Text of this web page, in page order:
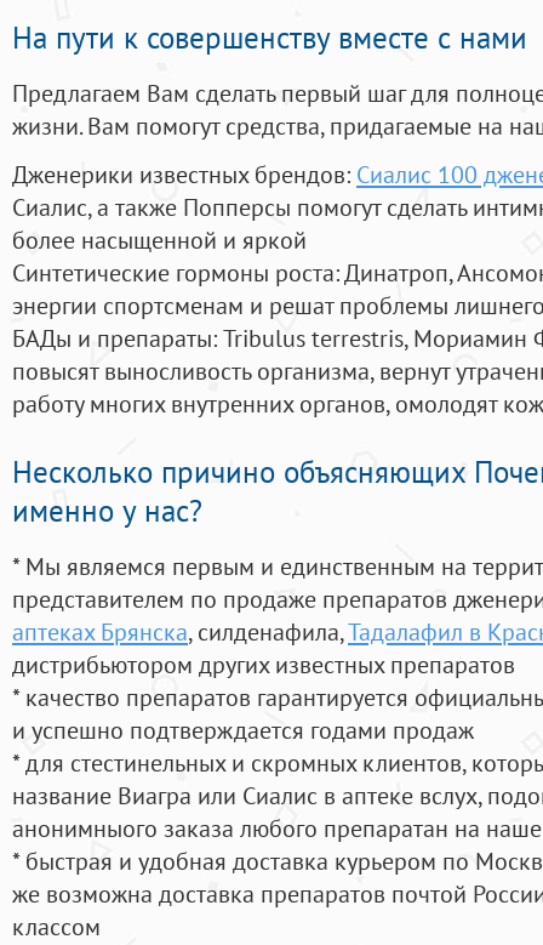
На пути к совершенству вместе с нами
Предлагаем Вам сделать первый шаг для
жизни. Вам помогут средства, придагаемые на
Дженерики известных брендов: Сиалис 100
Сиалис, а также Попперсы помогут сделать
более насыщенной и яркой
Синтетические гормоны роста: Динатроп,
энергии спортсменам и решат проблемы
БАДы и препараты:Tribulus terrestris, Мориамин
повысят выносливость организма, вернут
работу многих внутренних органов, омолодят
Несколько причино объясняющих
именно у нас?
* Мы являемся первым и единственным на
представителем по продаже препаратов
аптеках Брянска, силденафила,Тадалафил в
дистрибьютором других известных препаратов
* качество препаратов гарантируется
и успешно подтверждается годами продаж
* для стестинельных и скромных клиентов,
название Виагра или Сиалис в аптеке вслух,
анонимныого заказа любого препаратан на
* быстрая и удобная доставка курьером по
же возможна доставка препаратов почтой
классом